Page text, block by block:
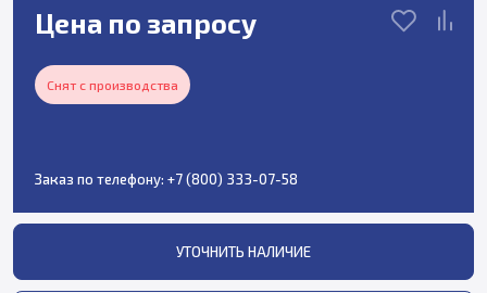
Цена по запросу
Снят с производства
Заказ по телефону: +7 (800) 333-07-58
УТОЧНИТЬ НАЛИЧИЕ